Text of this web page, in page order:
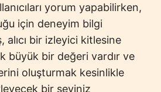
yorum yapabilirken,
için deneyim bilgi
alıcı bir izleyici kitlesine
büyük bir değeri vardır ve
oluşturmak kesinlikle
bir şeyiniz